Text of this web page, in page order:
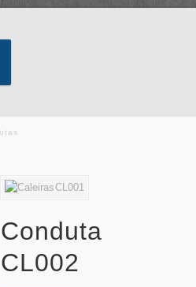
Conduta
CL002